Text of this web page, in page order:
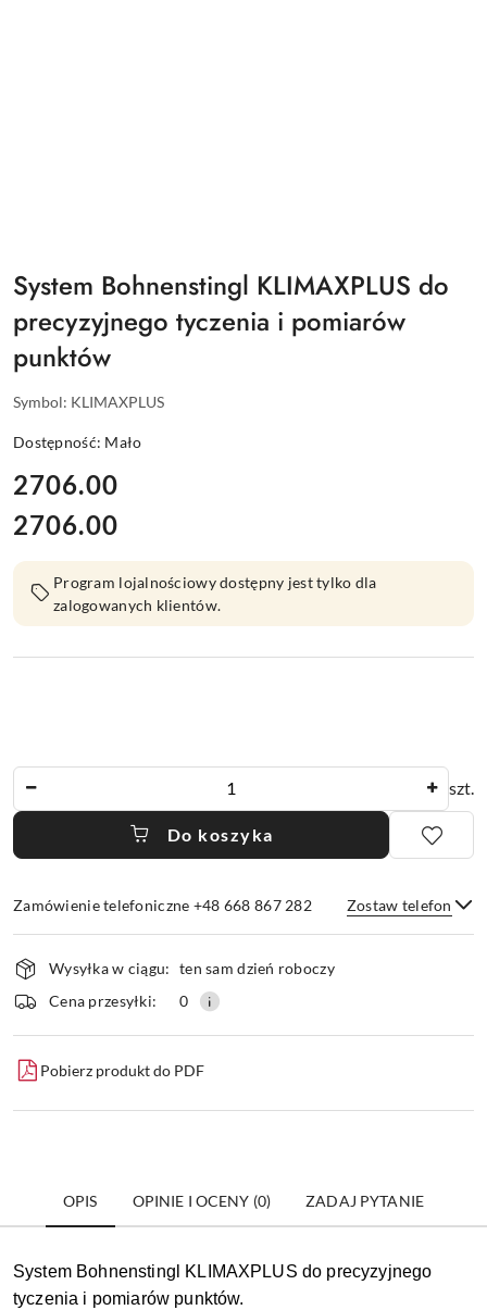
System Bohnenstingl KLIMAXPLUS do
precyzyjnego tyczenia i pomiarów
punktów
Symbol: KLIMAXPLUS
Dostępność: Mało
cena:
2706.00
Cena:
2706.00
Program lojalnościowy dostępny jest tylko dla
zalogowanych klientów.
szt.
Do koszyka
Zamówienie telefoniczne +48 668 867 282 Zostaw telefon
Wyślij
Dostępność
i
dostawa
Wysyłka w ciągu: ten sam dzień roboczy
Cena przesyłki:
0
Pobierz produkt do PDF
OPIS OPINIE I OCENY (0) ZADAJ PYTANIE
System Bohnenstingl KLIMAXPLUS do precyzyjnego
tyczenia i pomiarów punktów.